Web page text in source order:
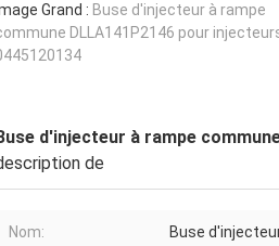
Grand : Buse d'injecteur à rampe
DLLA141P2146 pour
d'injecteur à rampe
de
Nom: Buse